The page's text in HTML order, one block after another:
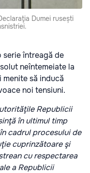
Dumei rusești
serie întreagă de
neîntemeiate la
să inducă
noi tensiuni.
Republicii
în ultimul timp
cadrul procesului de
cuprinzătoare şi
cu respectarea
a Republicii